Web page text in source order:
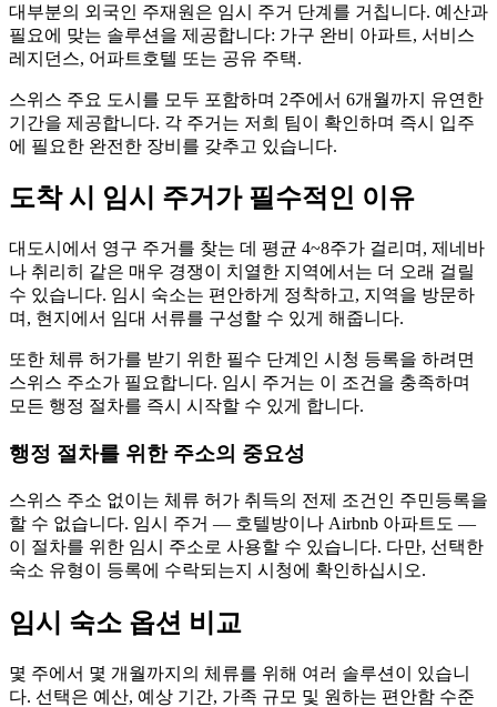
대부분의 외국인 주재원은 임시 주거 단계를 거칩니다. 예산과
필요에 맞는 솔루션을 제공합니다: 가구 완비 아파트, 서비스
레지던스, 어파트호텔 또는 공유 주택.
스위스 주요 도시를 모두 포함하며 2주에서 6개월까지 유연한
기간을 제공합니다. 각 주거는 저희 팀이 확인하며 즉시 입주
에 필요한 완전한 장비를 갖추고 있습니다.
도착 시 임시 주거가 필수적인 이유
대도시에서 영구 주거를 찾는 데 평균 4~8주가 걸리며, 제네바
나 취리히 같은 매우 경쟁이 치열한 지역에서는 더 오래 걸릴
수 있습니다. 임시 숙소는 편안하게 정착하고, 지역을 방문하
며, 현지에서 임대 서류를 구성할 수 있게 해줍니다.
또한 체류 허가를 받기 위한 필수 단계인 시청 등록을 하려면
스위스 주소가 필요합니다. 임시 주거는 이 조건을 충족하며
모든 행정 절차를 즉시 시작할 수 있게 합니다.
행정 절차를 위한 주소의 중요성
스위스 주소 없이는 체류 허가 취득의 전제 조건인 주민등록을
할 수 없습니다. 임시 주거 — 호텔방이나 Airbnb 아파트도 —
이 절차를 위한 임시 주소로 사용할 수 있습니다. 다만, 선택한
숙소 유형이 등록에 수락되는지 시청에 확인하십시오.
임시 숙소 옵션 비교
몇 주에서 몇 개월까지의 체류를 위해 여러 솔루션이 있습니
다. 선택은 예산, 예상 기간, 가족 규모 및 원하는 편안함 수준